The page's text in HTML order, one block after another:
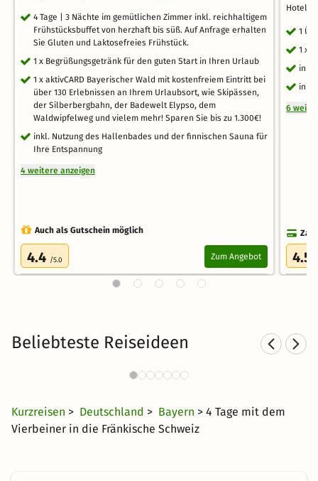
4 Tage | 3 Nächte im gemütlichen Zimmer inkl. reichhaltigem
Frühstücksbuffet von herzhaft bis süß. Auf Anfrage erhalten
Sie Gluten und Laktosefreies Frühstück.
1 x Begrüßungsgetränk für den guten Start in Ihren Urlaub
1 x aktivCARD Bayerischer Wald mit kostenfreiem Eintritt bei
über 130 Erlebnissen an Ihrem Urlaubsort, wie Skipässen,
der Silberbergbahn, der Badewelt Elypso, dem
Waldwipfelweg und vielem mehr! Sparen Sie bis zu 1.300€!
inkl. Nutzung des Hallenbades und der finnischen Sauna für
Ihre Entspannung
4 weitere anzeigen
Auch als Gutschein möglich
4.4 /5.0 Zum Angebot
Hotel
1
1 x
inkl.
inkl.
6
4.5
Beliebteste Reiseideen
Hotel mit Hund in Bayern
150 Angebote
Kurzreisen > Deutschland > Bayern > 4 Tage mit dem
Vierbeiner in die Fränkische Schweiz